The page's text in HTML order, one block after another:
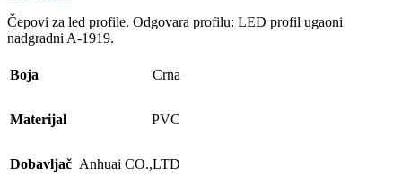
Čepovi za led profile. Odgovara profilu: LED profil ugaoni
nadgradni A-1919.
Boja Crna
Materijal PVC
Dobavljač Anhuai CO.,LTD